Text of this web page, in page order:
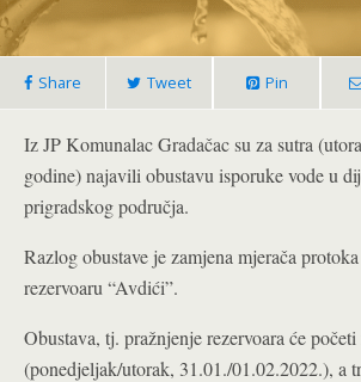
Share Tweet Pin
Iz JP Komunalac Gradačac su za sutra
godine) najavili obustavu isporuke vode u
prigradskog područja.
Razlog obustave je zamjena mjerača
rezervoaru “Avdići”.
Obustava, tj. pražnjenje rezervoara će
(ponedjeljak/utorak, 31.01./01.02.2022.), a